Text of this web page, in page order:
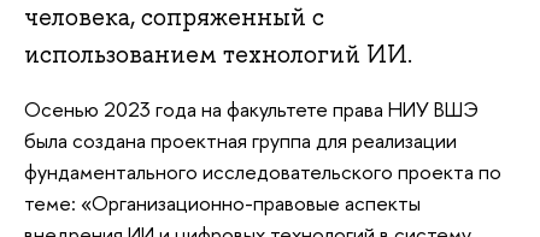
человека, сопряженный с
использованием технологий ИИ.
Осенью 2023 года на факультете права НИУ ВШЭ
была создана проектная группа для реализации
фундаментального исследовательского проекта по
теме: «Организационно-правовые аспекты